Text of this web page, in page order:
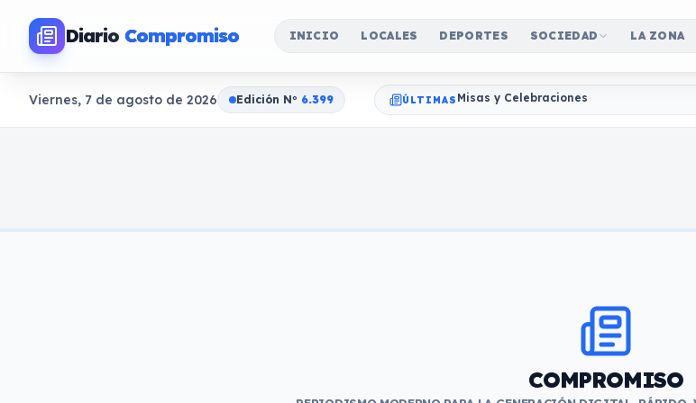
Diario Compromiso INICIO LOCALES DEPORTES SOCIEDAD LA ZONA
Viernes, 7 de agosto de 2026 Edición No 6.399 ÚLTIMAS Misas y Celebraciones
COMPROMISO